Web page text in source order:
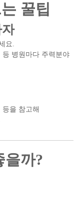
꿀팁
요.
병원마다 주력분야
을 참고해
을까?